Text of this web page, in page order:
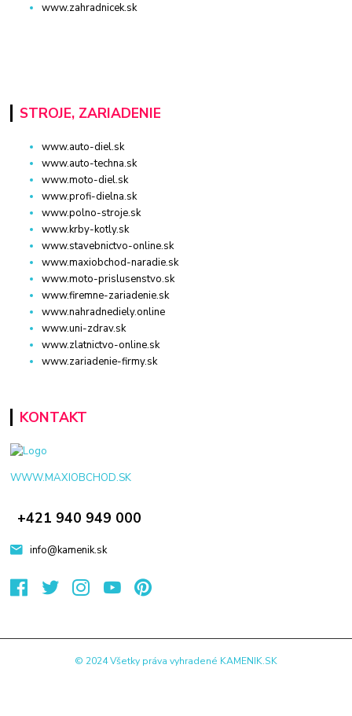
www.zahradnicek.sk
STROJE, ZARIADENIE
www.auto-diel.sk
www.auto-techna.sk
www.moto-diel.sk
www.profi-dielna.sk
www.polno-stroje.sk
www.krby-kotly.sk
www.stavebnictvo-online.sk
www.maxiobchod-naradie.sk
www.moto-prislusenstvo.sk
www.firemne-zariadenie.sk
www.nahradnediely.online
www.uni-zdrav.sk
www.zlatnictvo-online.sk
www.zariadenie-firmy.sk
KONTAKT
WWW.MAXIOBCHOD.SK
+421 940 949 000
info@kamenik.sk
© 2024 Všetky práva vyhradené KAMENIK.SK